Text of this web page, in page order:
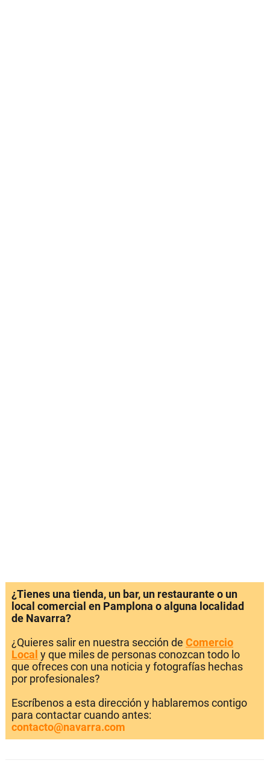
¿Tienes una tienda, un bar, un restaurante o un
local comercial en Pamplona o alguna localidad
de Navarra?
¿Quieres salir en nuestra sección de Comercio
Local y que miles de personas conozcan todo lo
que ofreces con una noticia y fotografías hechas
por profesionales?
Escríbenos a esta dirección y hablaremos contigo
para contactar cuando antes:
contacto@navarra.com